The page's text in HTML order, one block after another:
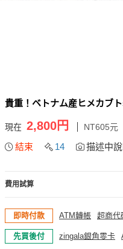
貴重！ベトナム産ヒメカブ
現在 2,800円 NT605元
結束 14 描述中
費用試算
即時付款 ATM轉帳 超商代
先買後付 zingala銀角零卡